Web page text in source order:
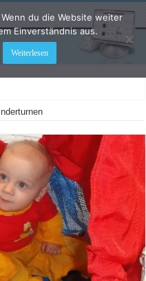
du die Website weiter
Einverständnis aus.
Weiterlesen